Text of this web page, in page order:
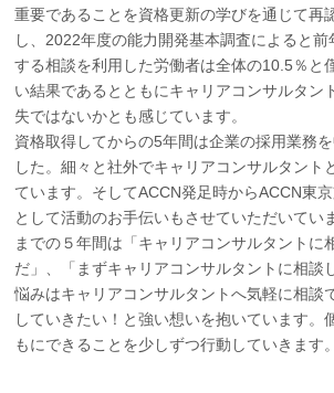
重要であることを資格更新の学びを通じて再
し、2022年度の能力開発基本調査によると前
する相談を利用した労働者は全体の10.5％と
い結果であるとともにキャリアコンサルタン
失ではないかとも感じています。
資格取得してからの5年間は企業の採用業務
した。細々と社外でキャリアコンサルタント
ています。そしてACCN発足時からACCN東
として活動のお手伝いもさせていただいてい
までの５年間は「キャリアコンサルタントに
だ」、「まずキャリアコンサルタントに相談
悩みはキャリアコンサルタントへ気軽に相談
していきたい！と強い想いを抱いています。
もにできることを少しずつ行動していきます。